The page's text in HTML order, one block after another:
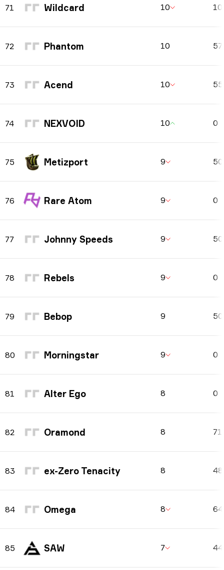
71 Wildcard 10
72 Phantom 10
73 Acend 10
74 NEXVOID 10 0
75 Metizport 9
76 Rare Atom 9 0
77 Johnny Speeds 9
78 Rebels 9 0
79 Bebop 9
80 Morningstar 9 0
81 Alter Ego 8 0
82 Oramond 8
83 ex-Zero Tenacity 8
84 Omega 8
85 SAW 7